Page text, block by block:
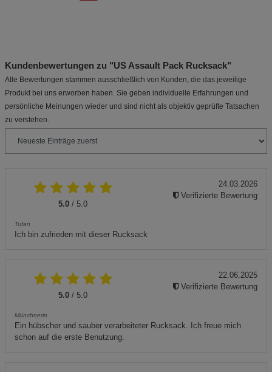
Kundenbewertungen zu "US Assault Pack Rucksack"
Alle Bewertungen stammen ausschließlich von Kunden, die das jeweilige
Produkt bei uns erworben haben. Sie geben individuelle Erfahrungen und
persönliche Meinungen wieder und sind nicht als objektiv geprüfte Tatsachen
zu verstehen.
5.0 / 5.0
Tufan
Ich bin zufrieden mit dieser Rucksack
24.03.2026
Verifizierte Bewertung
5.0 / 5.0
Münchnerin
Ein hübscher und sauber verarbeiteter Rucksack. Ich freue mich
schon auf die erste Benutzung.
22.06.2025
Verifizierte Bewertung